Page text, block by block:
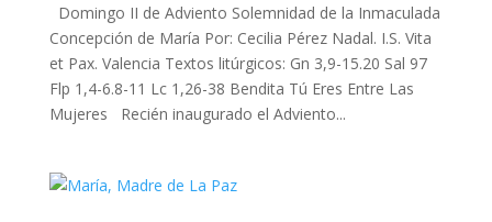
Domingo II de Adviento Solemnidad de la Inmaculada
Concepción de María Por: Cecilia Pérez Nadal. I.S. Vita
et Pax. Valencia Textos litúrgicos: Gn 3,9-15.20 Sal 97
Flp 1,4-6.8-11 Lc 1,26-38 Bendita Tú Eres Entre Las
Mujeres Recién inaugurado el Adviento...